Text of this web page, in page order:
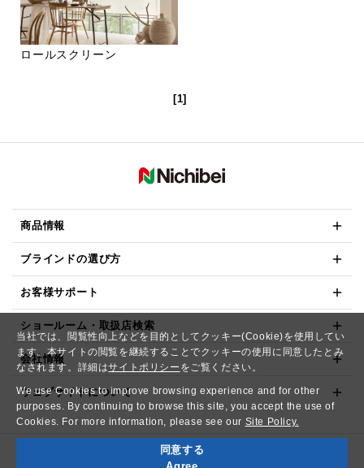
当社では、閲覧性向上などを目的としてクッキー(Cookie)を使用してい
ます。本サイトの閲覧を継続することでクッキーの使用に同意したとみ
なされます。詳細はサイトポリシー をご覧ください。
We use Cookies to improve browsing experience and for other
purposes. By continuing to browse this site, you accept the use of
Cookies. For more information, please see our Site Policy.
同意する
ロールスクリーン
[1]
商品情報
ブラインドの選び方
お客様サポート
ショールーム・取扱店検索
会社情報
ウェブサイトについて
Copyright© NICHIBEI CO.,LTD. All Rights Reserved.